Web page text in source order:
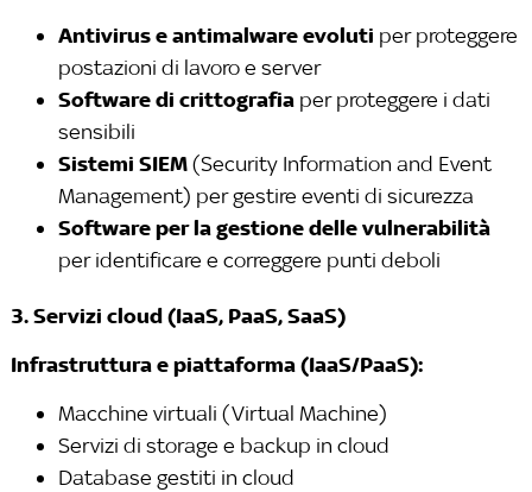
Antivirus e antimalware evoluti per proteggere
postazioni di lavoro e server
Software di crittografiaper proteggere i dati
sensibili
Sistemi SIEM(Security Information and Event
Management) per gestire eventi di sicurezza
Software per la gestione delle vulnerabilità
per identificare e correggere punti deboli
3. Servizi cloud (IaaS, PaaS, SaaS)
Infrastruttura e piattaforma (IaaS/PaaS):
Macchine virtuali (Virtual Machine)
Servizi di storage e backup in cloud
Database gestiti in cloud